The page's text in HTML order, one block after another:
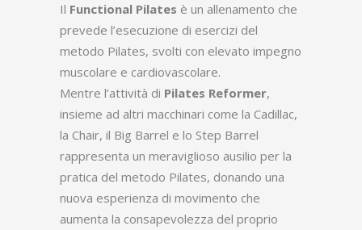
Il Functional Pilates è un allenamento che
prevede l’esecuzione di esercizi del
metodo Pilates, svolti con elevato impegno
muscolare e cardiovascolare.
Mentre l’attività di Pilates Reformer,
insieme ad altri macchinari come la Cadillac,
la Chair, il Big Barrel e lo Step Barrel
rappresenta un meraviglioso ausilio per la
pratica del metodo Pilates, donando una
nuova esperienza di movimento che
aumenta la consapevolezza del proprio